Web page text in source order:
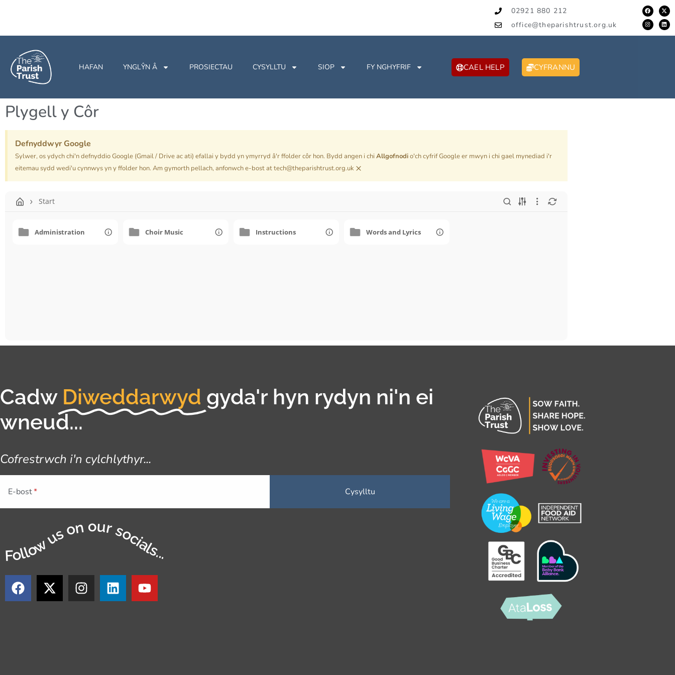
02921 880 212
office@theparishtrust.org.uk
HAFAN YNGLŶN Â PROSIECTAU CYSYLLTU SIOP FY NGHYFRIF CAEL HELP CYFRANNU
Plygell y Côr
Defnyddwyr Google
Sylwer, os ydych chi'n defnyddio Google (Gmail / Drive ac ati) efallai y bydd yn ymyrryd â'r ffolder côr hon. Bydd angen i chi Allgofnodio'ch cyfrif Google er mwyn i chi gael mynediad i'r
eitemau sydd wedi'u cynnwys yn y ffolder hon. Am gymorth pellach, anfonwch e-bost at tech@theparishtrust.org.uk ×
Start
Administration Choir Music Instructions Words and Lyrics
Cadw Diweddarwyd gyda'r hyn rydyn ni'n ei
wneud...
Cofrestrwch i'n cylchlythyr...
E-bost
Follow us on our socials...